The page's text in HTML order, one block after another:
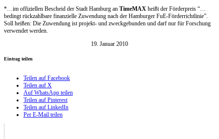
*…im offiziellen Bescheid der Stadt Hamburg an TimeMAX heißt der Förderpreis “…
bedingt rückzahlbare finanzielle Zuwendung nach der Hamburger FuE-Förderrichtlinie”.
Soll heißen: Die Zuwendung ist projekt- und zweckgebunden und darf nur für Forschung
verwendet werden.
19. Januar 2010
Eintrag teilen
Teilen auf Facebook
Teilen auf X
Auf WhatsApp teilen
Teilen auf Pinterest
Teilen auf LinkedIn
Per E-Mail teilen